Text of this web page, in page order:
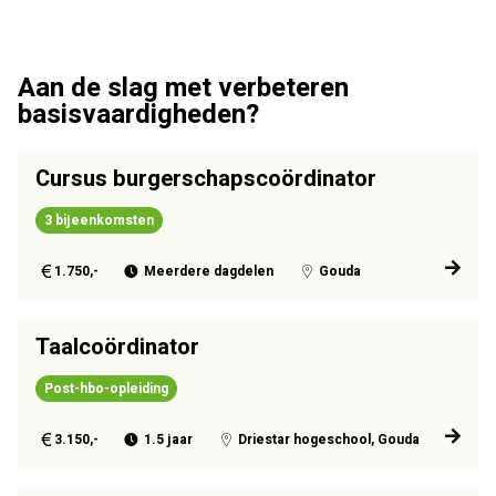
Aan de slag met verbeteren
basisvaardigheden?
Cursus burgerschapscoördinator
3 bijeenkomsten
1.750,- Meerdere dagdelen Gouda
Taalcoördinator
Post-hbo-opleiding
3.150,- 1.5 jaar Driestar hogeschool, Gouda